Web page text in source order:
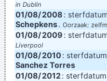
in Dublin
01/08/2008 :
Schepkens. Oorzaak:
01/08/2009 :
Liverpool
01/08/2010: sterfdatum
Sanchez Torres
01/08/2012: sterfdatum